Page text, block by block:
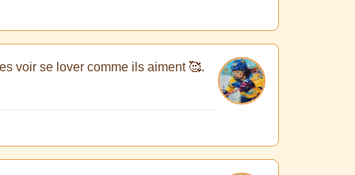
voir se lover comme ils aiment 🥰.